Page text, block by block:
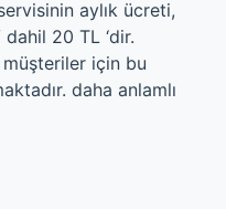
aylık ücreti,
20 TL ‘dir.
için bu
daha anlamlı